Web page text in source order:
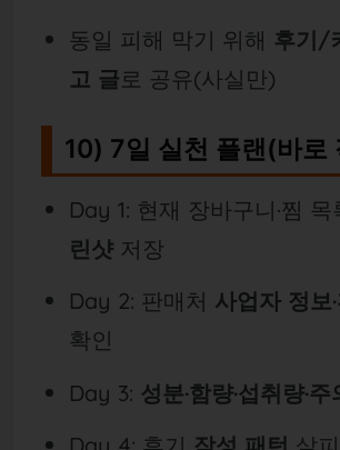
동일 피해 막기 위해 후기/
고 글로 공유(사실만)
10) 7일 실천 플랜(바로
Day 1: 현재 장바구니·찜 목
린샷저장
Day 2: 판매처 사업자 정보
확인
Day 3: 성분·함량·섭취량·